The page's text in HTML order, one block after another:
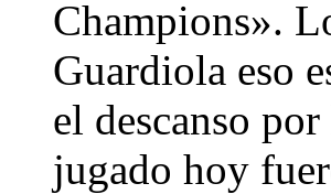
Champions».
Guardiola eso
el descanso
jugado hoy